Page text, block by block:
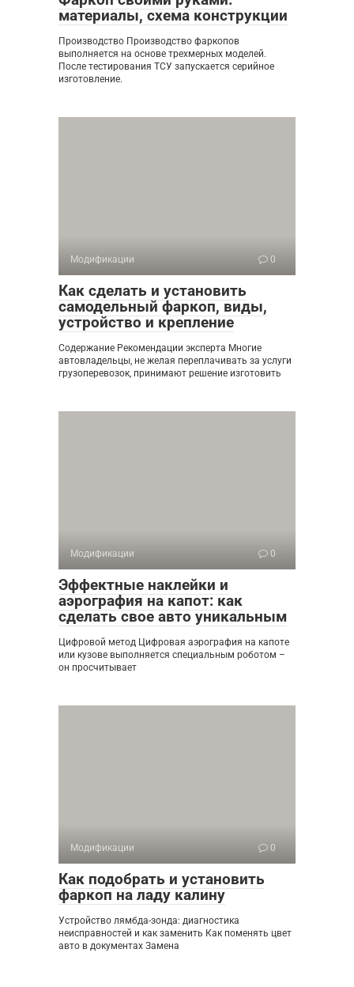
материалы, схема конструкции
Производство Производство фаркопов
выполняется на основе трехмерных моделей.
После тестирования ТСУ запускается серийное
изготовление.
Модификации 0
Как сделать и установить
самодельный фаркоп, виды,
устройство и крепление
Содержание Рекомендации эксперта Многие
автовладельцы, не желая переплачивать за услуги
грузоперевозок, принимают решение изготовить
Модификации 0
Эффектные наклейки и
аэрография на капот: как
сделать свое авто уникальным
Цифровой метод Цифровая аэрография на капоте
или кузове выполняется специальным роботом –
он просчитывает
Модификации 0
Как подобрать и установить
фаркоп на ладу калину
Устройство лямбда-зонда: диагностика
неисправностей и как заменить Как поменять цвет
авто в документах Замена